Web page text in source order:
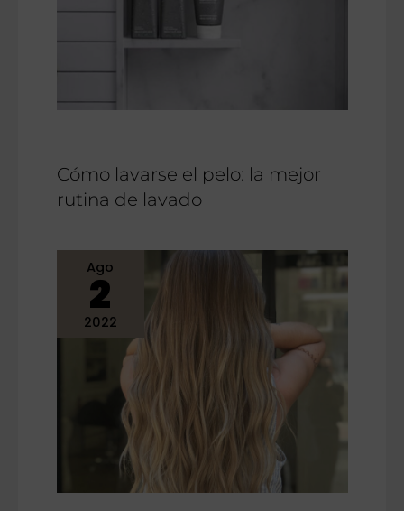
Cómo lavarse el pelo: la mejor
rutina de lavado
Ago
2
2022